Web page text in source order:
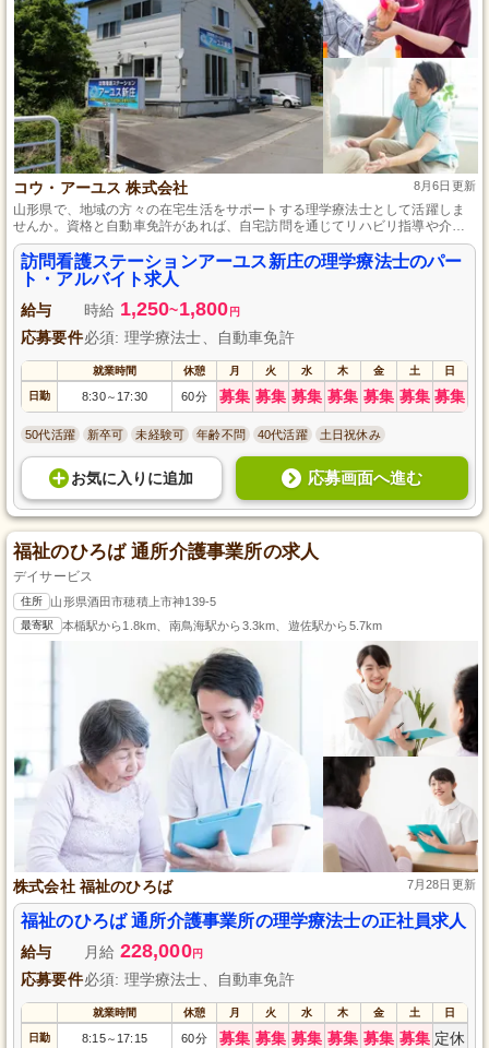
コウ・アーユス 株式会社 8月6日更新
山形県で、地域の方々の在宅生活をサポートする理学療法士として活躍しま
せんか。資格と自動車免許があれば、自宅訪問を通じてリハビリ指導や介助
などを行います。勤務日は柔軟に調整可能で、小さなお子様がいる方も安心
の託児所を完備しており、育児と仕事の両立がしやすい環境です。
訪問看護ステーションアーユス新庄の理学療法士のパー
ト・アルバイト求人
給与 時給 1,250~1,800 円
応募要件必須: 理学療法士、自動車免許
就業時間 休憩 月 火 水 木 金 土 日
日勤 8:30～ 17:30 60分 募集 募集 募集 募集 募集 募集 募集
50代活躍 新卒可 未経験可 年齢不問 40代活躍 土日祝休み
お気に入り に追加 応募画面へ進む
福祉のひろば 通所介護事業所の求人
デイサービス
住所 山形県酒田市穂積上市神139-5
最寄駅 本楯駅から1.8km、南鳥海駅から3.3km、遊佐駅から5.7km
株式会社 福祉のひろば 7月28日更新
福祉のひろば 通所介護事業所の理学療法士の正社員求人
給与 月給 228,000円
応募要件必須: 理学療法士、自動車免許
就業時間 休憩 月 火 水 木 金 土 日
日勤 8:15～ 17:15 60分 募集 募集 募集 募集 募集 募集 定休